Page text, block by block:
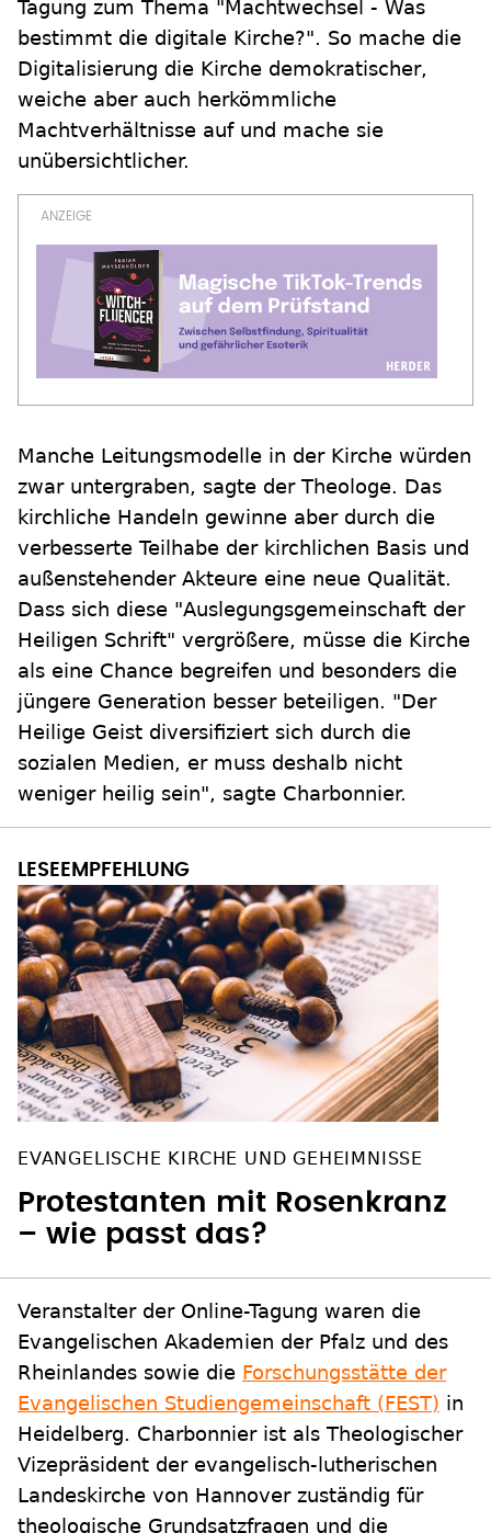
Tagung zum Thema "Machtwechsel - Was
bestimmt die digitale Kirche?". So mache die
Digitalisierung die Kirche demokratischer,
weiche aber auch herkömmliche
Machtverhältnisse auf und mache sie
unübersichtlicher.
Manche Leitungsmodelle in der Kirche würden
zwar untergraben, sagte der Theologe. Das
kirchliche Handeln gewinne aber durch die
verbesserte Teilhabe der kirchlichen Basis und
außenstehender Akteure eine neue Qualität.
Dass sich diese "Auslegungsgemeinschaft der
Heiligen Schrift" vergrößere, müsse die Kirche
als eine Chance begreifen und besonders die
jüngere Generation besser beteiligen. "Der
Heilige Geist diversifiziert sich durch die
sozialen Medien, er muss deshalb nicht
weniger heilig sein", sagte Charbonnier.
EVANGELISCHE KIRCHE UND GEHEIMNISSE
Protestanten mit Rosenkranz
– wie passt das?
Veranstalter der Online-Tagung waren die
Evangelischen Akademien der Pfalz und des
Rheinlandes sowie die Forschungsstätte der
Evangelischen Studiengemeinschaft (FEST) in
Heidelberg. Charbonnier ist als Theologischer
Vizepräsident der evangelisch-lutherischen
Landeskirche von Hannover zuständig für
theologische Grundsatzfragen und die